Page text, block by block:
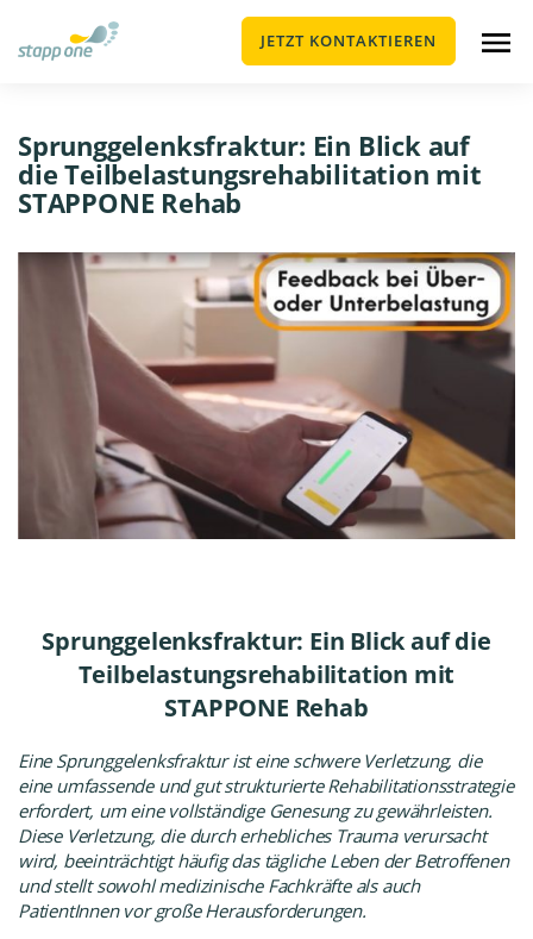
JETZT KONTAKTIEREN
Sprunggelenksfraktur: Ein Blick auf
die Teilbelastungsrehabilitation mit
STAPPONE Rehab
Sprunggelenksfraktur: Ein Blick auf die
Teilbelastungsrehabilitation mit
STAPPONE Rehab
Eine Sprunggelenksfraktur ist eine schwere Verletzung, die
eine umfassende und gut strukturierte Rehabilitationsstrategie
erfordert, um eine vollständige Genesung zu gewährleisten.
Diese Verletzung, die durch erhebliches Trauma verursacht
wird, beeinträchtigt häufig das tägliche Leben der Betroffenen
und stellt sowohl medizinische Fachkräfte als auch
PatientInnen vor große Herausforderungen.